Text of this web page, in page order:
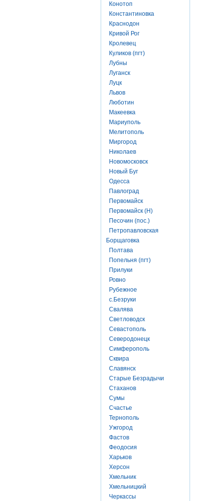
Конотоп
Константиновка
Краснодон
Кривой Рог
Кролевец
Куликов (пгт)
Лубны
Луганск
Луцк
Львов
Люботин
Макеевка
Мариуполь
Мелитополь
Миргород
Николаев
Новомосковск
Новый Буг
Одесса
Павлоград
Первомайск
Первомайск (Н)
Песочин (пос.)
Петропавловская
Борщаговка
Полтава
Попельня (пгт)
Прилуки
Ровно
Рубежное
с.Безруки
Свалява
Светловодск
Севастополь
Северодонецк
Симферополь
Сквира
Славянск
Старые Безрадычи
Стаханов
Сумы
Счастье
Тернополь
Ужгород
Фастов
Феодосия
Харьков
Херсон
Хмельник
Хмельницкий
Черкассы